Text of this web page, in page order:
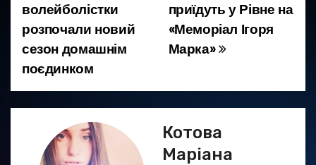
а
в
і
г
приїдуть у Рівне на
«Меморіал Ігоря
Марка»
волейболістки
розпочали новий
сезон домашнім
поєдинком
Котова
Маріана